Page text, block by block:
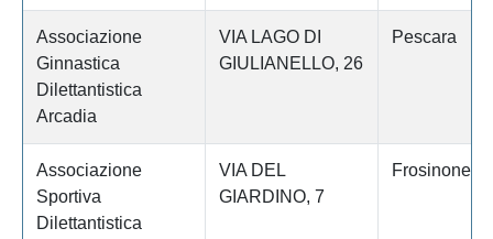
Associazione
Ginnastica
Dilettantistica
Arcadia
VIA LAGO DI
GIULIANELLO, 26
Pescara
Associazione
Sportiva
Dilettantistica
VIA DEL
GIARDINO, 7
Frosinone